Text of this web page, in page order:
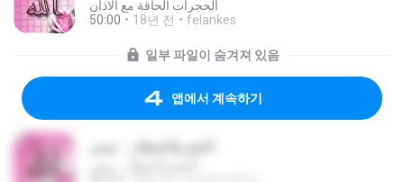
الحجرات الحاقة مع الاذان
50:00
18년 전 felankes
일부 파일이 숨겨져 있음
앱에서 계속하기
الحج والانفطار - مصر